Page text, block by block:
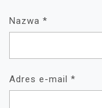
Nazwa *
Adres e-mail *